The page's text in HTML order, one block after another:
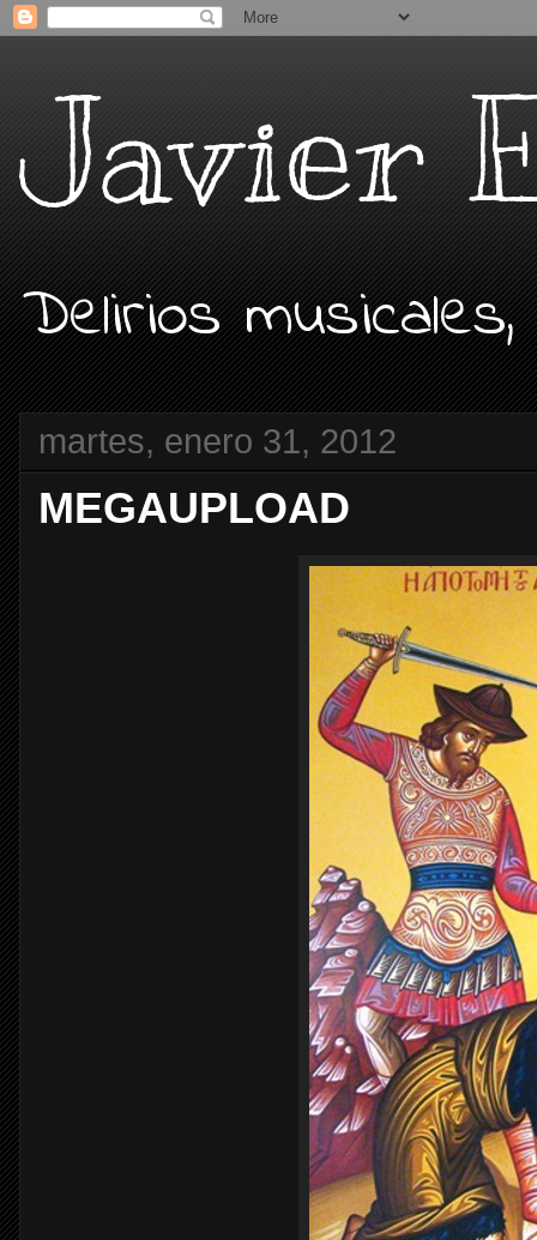
Javier
Delirios
martes, enero 31, 2012
MEGAUPLOAD